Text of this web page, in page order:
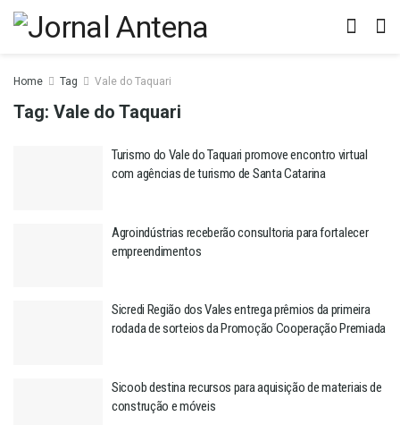
Home Tag Vale do Taquari
Tag: Vale do Taquari
Turismo do Vale do Taquari promove encontro virtual
com agências de turismo de Santa Catarina
Agroindústrias receberão consultoria para fortalecer
empreendimentos
Sicredi Região dos Vales entrega prêmios da primeira
rodada de sorteios da Promoção Cooperação Premiada
Sicoob destina recursos para aquisição de materiais de
construção e móveis